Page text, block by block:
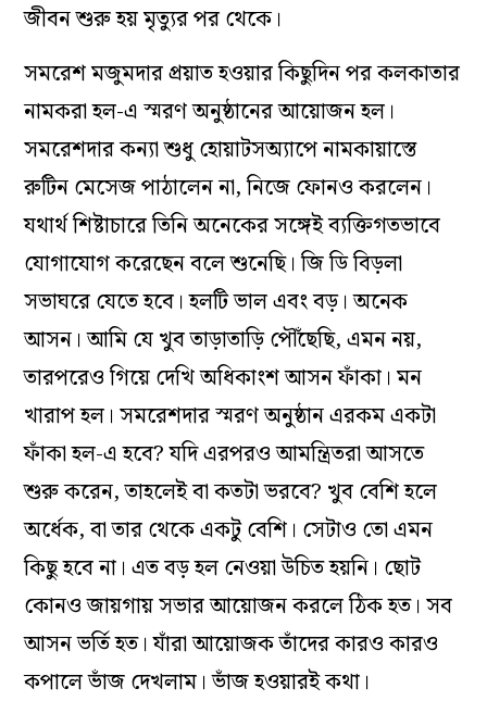
জীবন শুরু হয় মৃত্যুর পর থেকে।
সমরেশ মজুমদার প্রয়াত হওয়ার কিছুদিন পর কলকাতার
নামকরা হল-এ স্মরণ অনুষ্ঠানের আয়োজন হল।
সমরেশদার কন্যা শুধু হোয়াটসঅ্যাপে নামকায়াস্তে
রুটিন মেসেজ পাঠালেন না, নিজে ফোনও করলেন।
যথার্থ শিষ্টাচারে তিনি অনেকের সঙ্গেই ব্যক্তিগতভাবে
যোগাযোগ করেছেন বলে শুনেছি। জি ডি বিড়লা
সভাঘরে যেতে হবে। হলটি ভাল এবং বড়। অনেক
আসন। আমি যে খুব তাড়াতাড়ি পৌঁছেছি, এমন নয়,
তারপরেও গিয়ে দেখি অধিকাংশ আসন ফাঁকা। মন
খারাপ হল। সমরেশদার স্মরণ অনুষ্ঠান এরকম একটা
ফাঁকা হল-এ হবে?‌ যদি এরপরও আমন্ত্রিতরা আসতে
শুরু করেন, তাহলেই বা কতটা ভরবে?‌ খুব বেশি হলে
অর্ধেক, বা তার থেকে একটু বেশি। সেটাও তো এমন
কিছু হবে না। এত বড় হল নেওয়া উচিত হয়নি। ছোট
কোনও জায়গায় সভার আয়োজন করলে ঠিক হত। সব
আসন ভর্তি হত। যাঁরা আয়োজক তাঁদের কারও কারও
কপালে ভাঁজ দেখলাম। ভাঁজ হওয়ারই কথা।